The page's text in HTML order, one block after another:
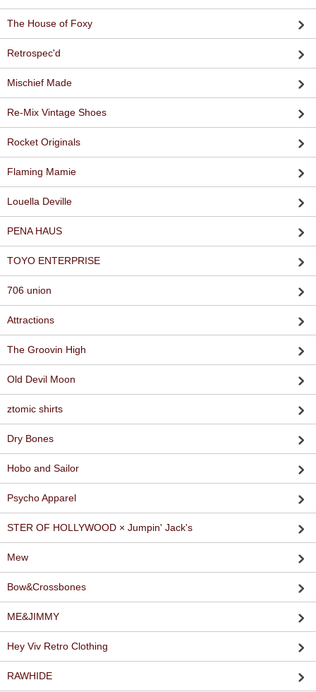
The House of Foxy
Retrospec'd
Mischief Made
Re-Mix Vintage Shoes
Rocket Originals
Flaming Mamie
Louella Deville
PENA HAUS
TOYO ENTERPRISE
706 union
Attractions
The Groovin High
Old Devil Moon
ztomic shirts
Dry Bones
Hobo and Sailor
Psycho Apparel
STER OF HOLLYWOOD × Jumpin' Jack's
Mew
Bow&Crossbones
ME&JIMMY
Hey Viv Retro Clothing
RAWHIDE